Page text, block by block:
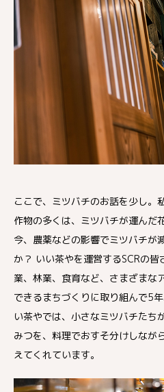
ここで、ミツバチのお話を少し。
作物の多くは、ミツバチが運んだ
今、農薬などの影響でミツバチが
か？ いい茶やを運営するSCRの
業、林業、食育など、さまざまな
できるまちづくりに取り組んで5
い茶やでは、小さなミツバチたち
みつを、料理でおすそ分けしなが
えてくれています。